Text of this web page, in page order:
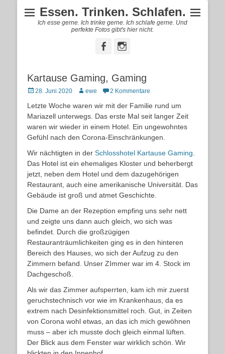
Essen. Trinken. Schlafen.
Ich esse gerne. Ich trinke gerne. Ich schlafe gerne. Und
perfekte Fotos gibt's hier nicht.
FacebookInstagram
Kartause Gaming, Gaming
Posted
28. Juni 2020 Autorewe 2 Kommentare
Letzte Woche waren wir mit der Familie rund um
Mariazell unterwegs. Das erste Mal seit langer Zeit
waren wir wieder in einem Hotel. Ein ungewohntes
Gefühl nach den Corona-Einschränkungen.
Wir nächtigten in der Schlosshotel Kartause Gaming
Das Hotel ist ein ehemaliges Kloster und beherbergt
jetzt, neben dem Hotel und dem dazugehörigen
Restaurant, auch eine amerikanische Universität. Das
Gebäude ist groß und atmet Geschichte.
Die Dame an der Rezeption empfing uns sehr nett
und zeigte uns dann auch gleich, wo sich was
befindet. Durch die großzügigen
Restauranträumlichkeiten ging es in den hinteren
Bereich des Hauses, wo sich der Aufzug zu den
Zimmern befand. Unser ZImmer war im 4. Stock im
Dachgeschoß.
Als wir das Zimmer aufsperrten, kam ich mir zuerst
geruchstechnisch vor wie im Krankenhaus, da es
extrem nach Desinfektionsmittel roch. Gut, in Zeiten
von Corona wohl etwas, an das ich mich gewöhnen
muss – aber ich musste doch gleich einmal lüften.
Der Blick aus dem Fenster war wirklich schön. Wir